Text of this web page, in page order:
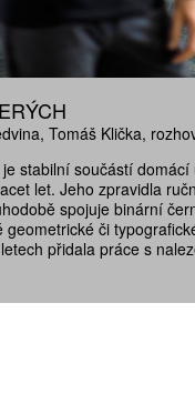
Tomáš Klička
stabilní součástí
let. Jeho zpravidla
spojuje binární
geometrické či
přidala práce s